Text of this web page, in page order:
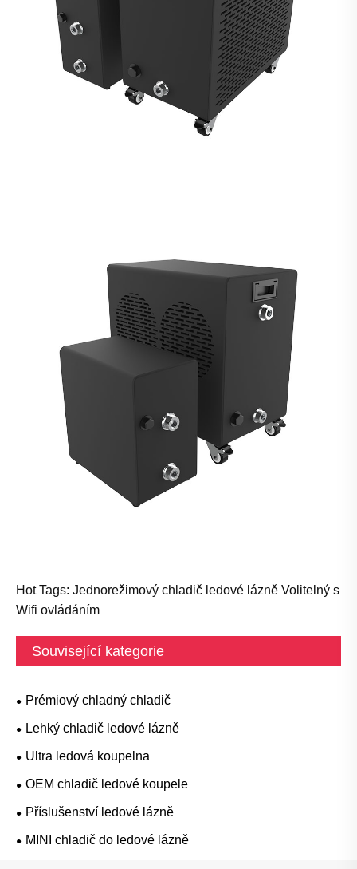
Hot Tags: Jednorežimový chladič ledové lázně Volitelný s
Wifi ovládáním
Související kategorie
Prémiový chladný chladič
Lehký chladič ledové lázně
Ultra ledová koupelna
OEM chladič ledové koupele
Příslušenství ledové lázně
MINI chladič do ledové lázně